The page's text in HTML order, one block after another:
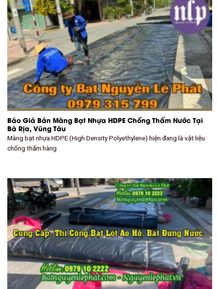
Báo Giá Bán Màng Bạt Nhựa HDPE Chống Thấm Nước Tại
Bà Rịa, Vũng Tàu
Màng bạt nhựa HDPE (High Density Polyethylene) hiện đang là vật liệu
chống thấm hàng